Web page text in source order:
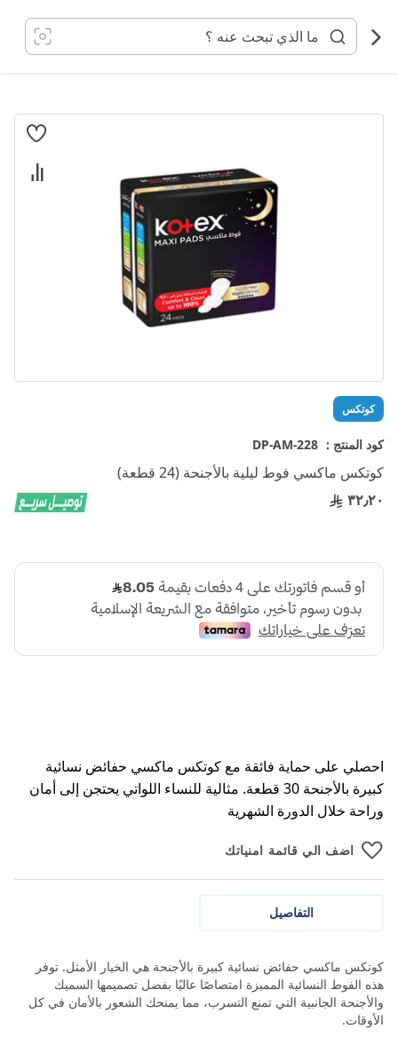
المحتوى
كوتكس
كود المنتج : DP-AM-228
كوتكس ماكسي فوط ليلية بالأجنحة (24 قطعة)
٣٢٫٢٠
احصلي على حماية فائقة مع كوتكس ماكسي حفائض نسائية
كبيرة بالأجنحة 30 قطعة. مثالية للنساء اللواتي يحتجن إلى أمان
وراحة خلال الدورة الشهرية
اضف الي قائمة امنياتك
انتقل
تخطي
إلى
بداية
معرض
الصور
التفاصيل
كوتكس ماكسي حفائض نسائية كبيرة بالأجنحة هي الخيار الأمثل. توفر
هذه الفوط النسائية المميزة امتصاصًا عاليًا بفضل تصميمها السميك
والأجنحة الجانبية التي تمنع التسرب، مما يمنحك الشعور بالأمان في كل
الأوقات.